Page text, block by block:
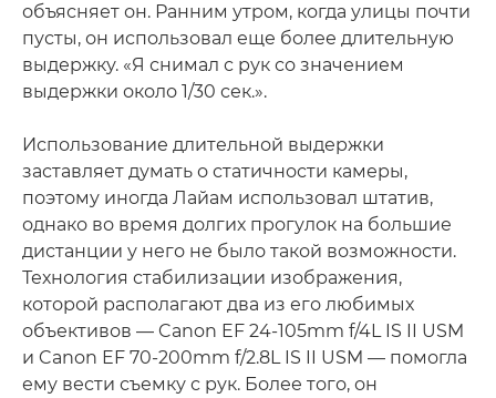
объясняет он. Ранним утром, когда улицы почти
пусты, он использовал еще более длительную
выдержку. «Я снимал с рук со значением
выдержки около 1/30 сек.».
Использование длительной выдержки
заставляет думать о статичности камеры,
поэтому иногда Лайам использовал штатив,
однако во время долгих прогулок на большие
дистанции у него не было такой возможности.
Технология стабилизации изображения,
которой располагают два из его любимых
объективов — Canon EF 24-105mm f/4L IS II USM
и Canon EF 70-200mm f/2.8L IS II USM — помогла
ему вести съемку с рук. Более того, он